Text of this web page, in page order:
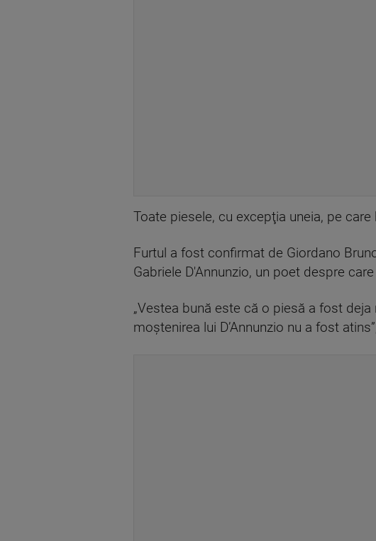
Toate piesele, cu excepţia uneia, pe
Furtul a fost confirmat de Giordano
Gabriele D'Annunzio, un poet despre
„Vestea bună este că o piesă a fost
moştenirea lui D’Annunzio nu a fost